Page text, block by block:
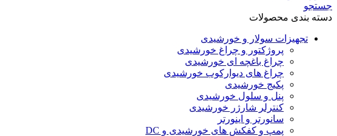
جستجو
دسته بندی محصولات
تجهیزات سولار و خورشیدی
پروژکتور و چراغ خورشیدی
چراغ باغچه ای خورشیدی
چراغ های دیوارکوب خورشیدی
پکیج خورشیدی
پنل و سلول خورشیدی
کنترلر شارژر خورشیدی
سانورتر و اینورتر
پمپ و کفکش های خورشیدی و DC